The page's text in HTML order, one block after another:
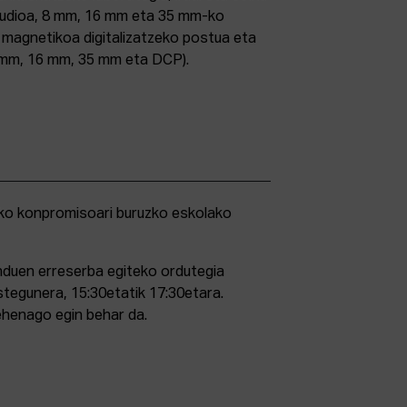
8 mm, 16 mm eta 35 mm-ko
digitalizatzeko postua eta
16 mm, 35 mm eta DCP).
erreserba egiteko ordutegia
15:30etatik 17:30etara.
egin behar da.